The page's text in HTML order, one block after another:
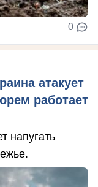
0
атакует
работает
напугать